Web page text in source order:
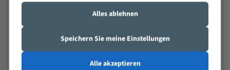
Stahl
Alles ablehnen
Speichern Sie meine Einstellungen
Alle akzeptieren